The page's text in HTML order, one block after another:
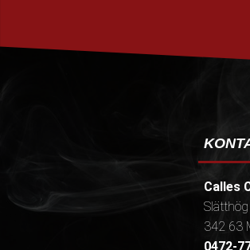
Calles
Slätthög
342 63
0472-